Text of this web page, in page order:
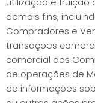
demais fins,
Compradores e
transações
comercial dos
de operações de
de informações